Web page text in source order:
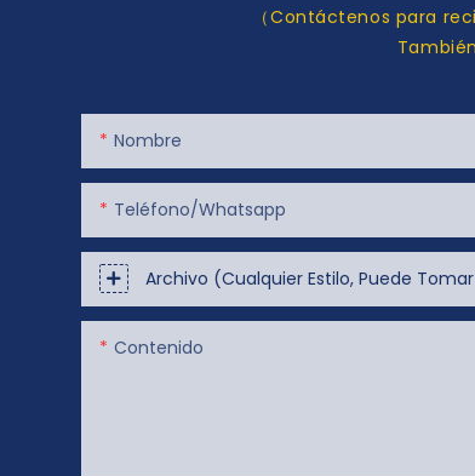
（Contáctenos para
Nombre
Teléfono/whatsapp
Archivo (cualquier Estilo, Puede
Contenido